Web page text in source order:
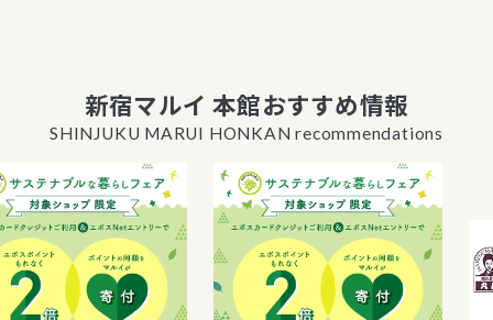
新宿マルイ 本館おすすめ情報
SHINJUKU MARUI HONKAN recommendations